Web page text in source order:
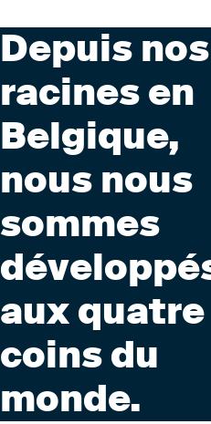
Depuis nos
racines en
Belgique,
nous nous
sommes
aux quatre
coins du
monde.